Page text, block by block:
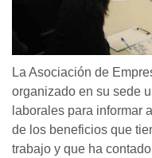
La Asociación de
organizado en su sede
laborales para informar
de los beneficios que
trabajo y que ha